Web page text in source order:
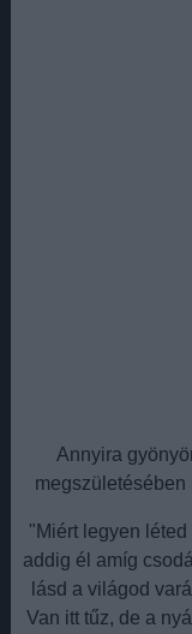
Annyira
megszületésében
"Miért legyen
addig él amíg
lásd a világod
Van itt tűz, de a